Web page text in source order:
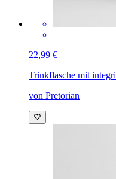
22,99 €
Trinkflasche mit
von Pretorian